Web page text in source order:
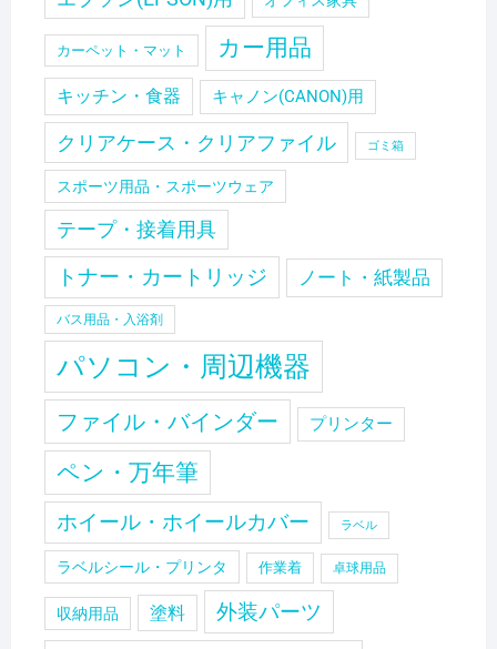
カーペット・マット カー用品
キッチン・食器 キャノン(CANON)用
クリアケース・クリアファイル ゴミ箱
スポーツ用品・スポーツウェア
テープ・接着用具
トナー・カートリッジ ノート・紙製品
バス用品・入浴剤
パソコン・周辺機器
ファイル・バインダー プリンター
ペン・万年筆
ホイール・ホイールカバー ラベル
ラベルシール・プリンタ 作業着 卓球用品
収納用品 塗料 外装パーツ